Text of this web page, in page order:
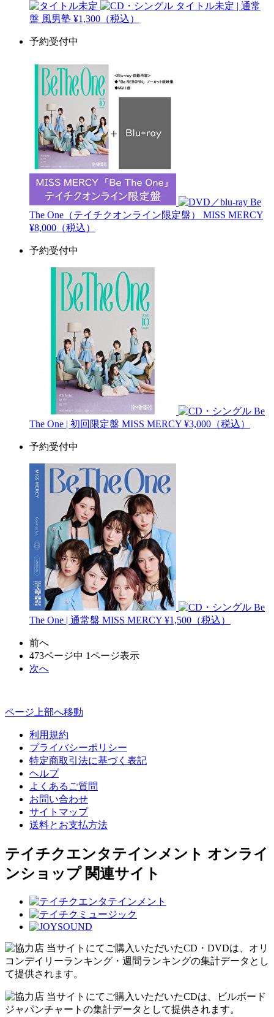
タイトル未定 | 通常
盤 風男塾 ¥1,300（税込）
予約受付中
Be
The One（テイチクオンライン限定盤） MISS MERCY
¥8,000（税込）
予約受付中
Be
The One | 初回限定盤 MISS MERCY ¥3,000（税込）
予約受付中
Be
The One | 通常盤 MISS MERCY ¥1,500（税込）
前へ
473ページ中 1ページ表示
次へ
ページ上部へ移動
利用規約
プライバシーポリシー
特定商取引法に基づく表記
ヘルプ
よくあるご質問
お問い合わせ
サイトマップ
送料とお支払方法
テイチクエンタテインメント オンライ
ンショップ 関連サイト
当サイトにてご購入いただいたCD・DVDは、オリ
コンデイリーランキング・週間ランキングの集計データとし
て提供されます。
当サイトにてご購入いただいたCDは、ビルボード
ジャパンチャートの集計データとして提供されます。